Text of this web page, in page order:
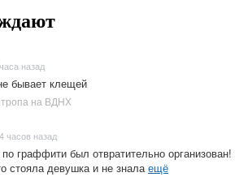
назад
бывает клещей
на ВДНХ
часов назад
граффити был отвратительно организован!
стояла девушка и не знала ещё